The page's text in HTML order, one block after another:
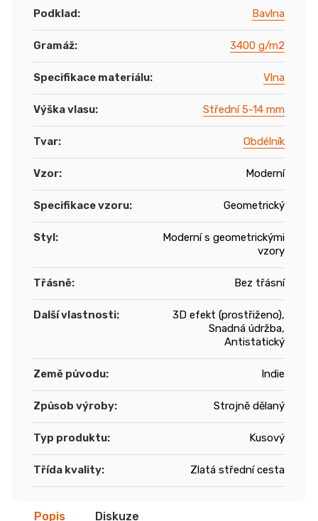
Podklad: Bavlna
Gramáž: 3400 g/m2
Specifikace materiálu: Vlna
Výška vlasu: Střední 5-14 mm
Tvar: Obdélník
Vzor: Moderní
Specifikace vzoru: Geometrický
Styl:
Moderní s geometrickými
vzory
Třásně: Bez třásní
Další vlastnosti:
3D efekt (prostřiženo),
Snadná údržba,
Antistatický
Země původu: Indie
Způsob výroby: Strojně dělaný
Typ produktu: Kusový
Třída kvality: Zlatá střední cesta
Popis Diskuze